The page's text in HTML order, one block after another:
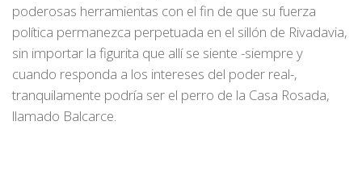
poderosas herramientas con el fin de que su fuerza
política permanezca perpetuada en el sillón de Rivadavia,
sin importar la figurita que allí se siente -siempre y
cuando responda a los intereses del poder real-,
tranquilamente podría ser el perro de la Casa Rosada,
llamado Balcarce.